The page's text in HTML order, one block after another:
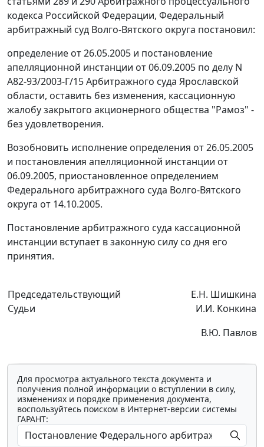
кодекса Российской Федерации, Федеральный
арбитражный суд Волго-Вятского округа постановил:
определение от 26.05.2005 и постановление
апелляционной инстанции от 06.09.2005 по делу N
А82-93/2003-Г/15 Арбитражного суда Ярославской
области, оставить без изменения, кассационную
жалобу закрытого акционерного общества "Рамоз" -
без удовлетворения.
Возобновить исполнение определения от 26.05.2005
и постановления апелляционной инстанции от
06.09.2005, приостановленное определением
Федерального арбитражного суда Волго-Вятского
округа от 14.10.2005.
Постановление арбитражного суда кассационной
инстанции вступает в законную силу со дня его
принятия.
Председательствующий
Судьи
Е.Н. Шишкина
И.И. Конкина
В.Ю. Павлов
Для просмотра актуального текста документа и
получения полной информации о вступлении в силу,
изменениях и порядке применения документа,
воспользуйтесь поиском в Интернет-версии системы
ГАРАНТ: